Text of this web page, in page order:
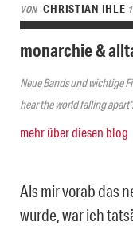
VON CHRISTIAN IHLE
monarchie &
Neue Bands und wichtige
hear the world falling apart“.
mehr über diesen blog
Als mir vorab das
wurde, war ich